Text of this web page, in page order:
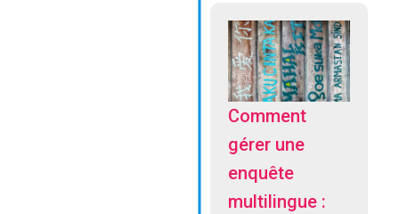
Comment
gérer une
enquête
multilingue :